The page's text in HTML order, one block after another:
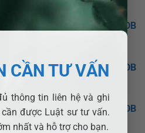
CẦN TƯ VẤN
thông tin liên hệ và ghi
được Luật sư tư vấn.
nhất và hỗ trợ cho bạn.
nào khi ly hôn? Luật sư ADB
tại Quận 4.
nào khi ly hôn? Luật sư ADB
tại Quận 5.
nào khi ly hôn? Luật sư ADB
chung tại Quận 1.